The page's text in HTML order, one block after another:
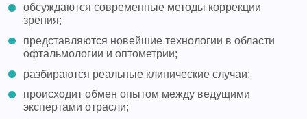
обсуждаются современные методы коррекции
зрения;
представляются новейшие технологии в области
офтальмологии и оптометрии;
разбираются реальные клинические случаи;
происходит обмен опытом между ведущими
экспертами отрасли;